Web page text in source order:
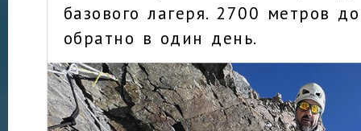
базового лагеря. 2700 метров
обратно в один день.